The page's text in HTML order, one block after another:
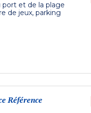
port et de la plage
de jeux, parking
Référence